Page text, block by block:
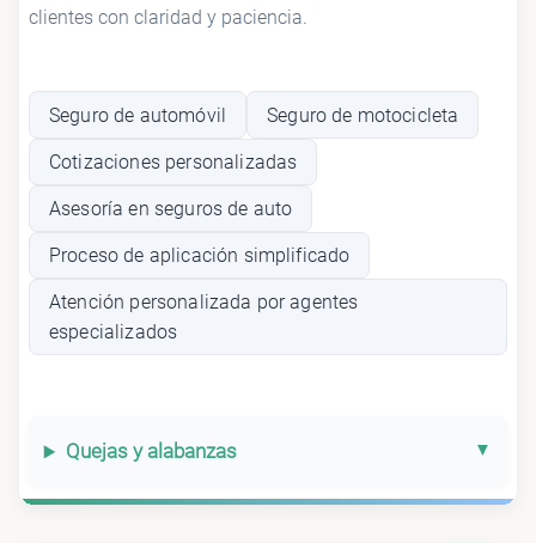
clientes con claridad y paciencia.
Seguro de automóvil Seguro de motocicleta
Cotizaciones personalizadas
Asesoría en seguros de auto
Proceso de aplicación simplificado
Atención personalizada por agentes
especializados
Quejas y alabanzas